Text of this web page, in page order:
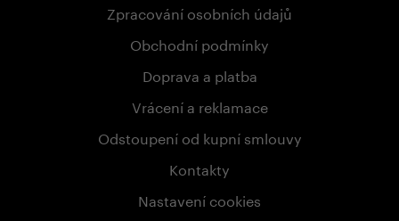
Zpracování osobních údajů
Obchodní podmínky
Doprava a platba
Vrácení a reklamace
Odstoupení od kupní smlouvy
Kontakty
Nastavení cookies